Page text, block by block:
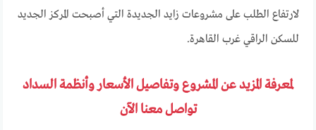
لارتفاع الطلب على مشروعات زايد الجديدة التي أصبحت المركز الجديد
للسكن الراقي غرب القاهرة.
لمعرفة المزيد عن المشروع وتفاصيل الأسعار وأنظمة السداد
تواصل معنا الآن